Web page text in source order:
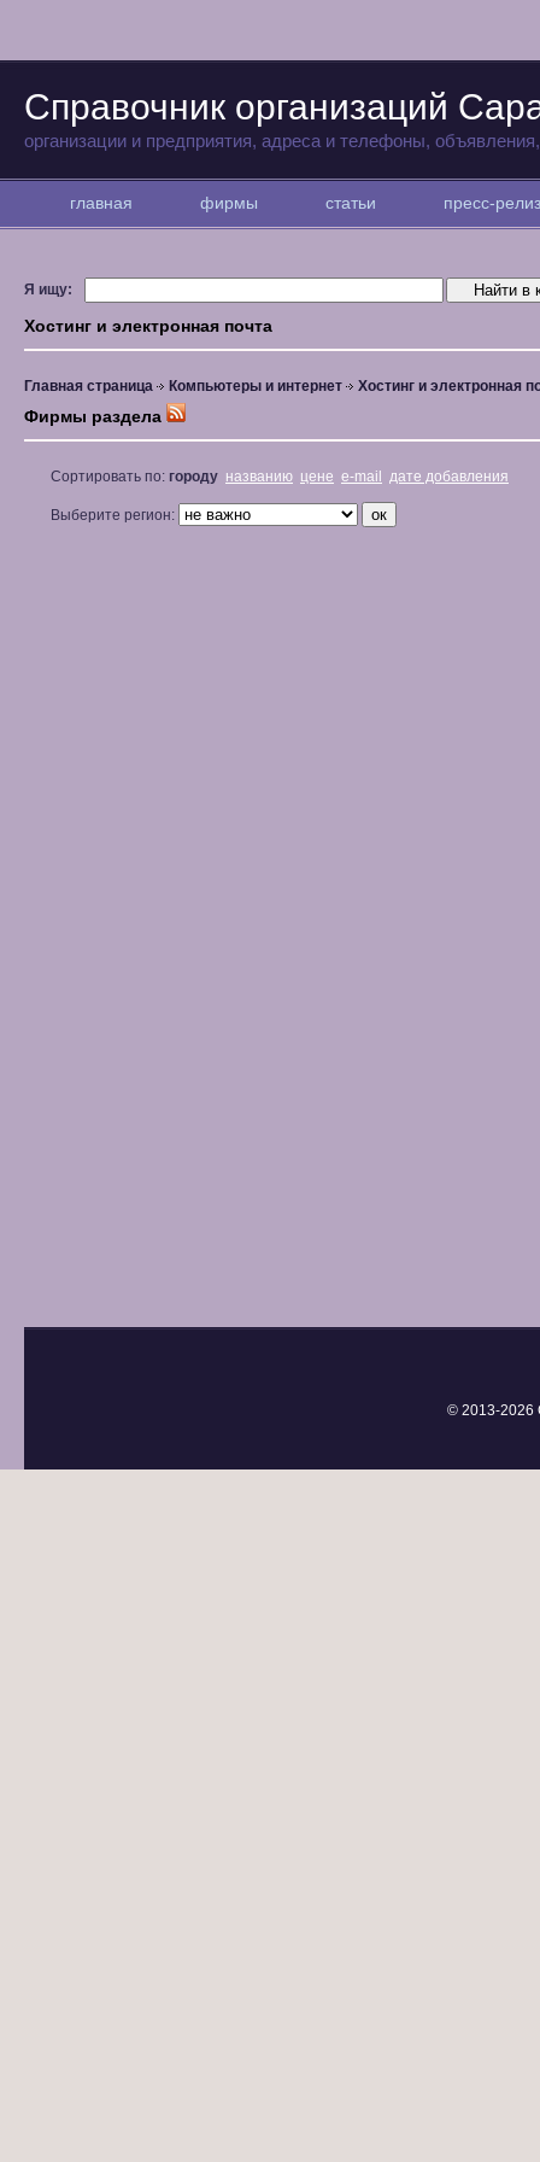
Справочник организаций
организации и предприятия, адреса и телефоны,
главная фирмы статьи пресс-
Я ищу:
Хостинг и электронная почта
Главная страница Компьютеры и интернет Хостинг и электронная
Фирмы раздела
Сортировать по: городу названию цене e-mail дате добавления
Выберите регион:
© 2013-2026